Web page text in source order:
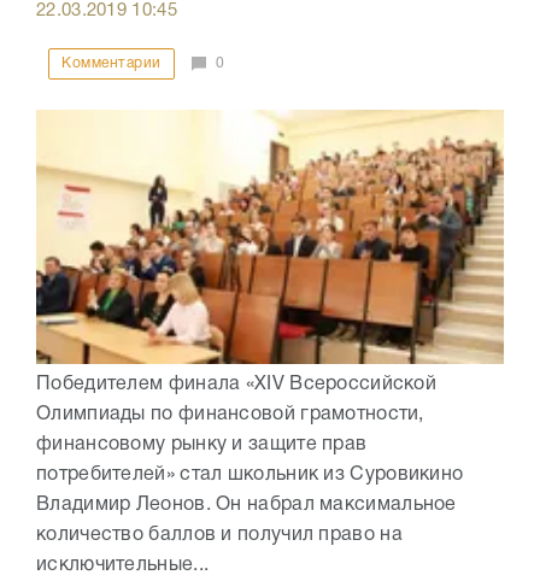
22.03.2019 10:45
Комментарии 0
Победителем финала «XIV Всероссийской
Олимпиады по финансовой грамотности,
финансовому рынку и защите прав
потребителей» стал школьник из Суровикино
Владимир Леонов. Он набрал максимальное
количество баллов и получил право на
исключительные...